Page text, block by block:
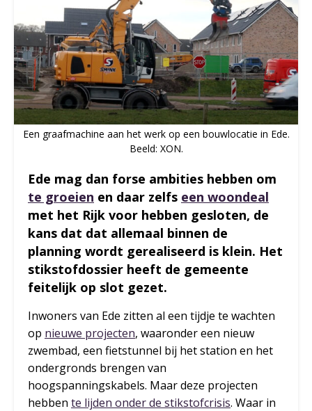
Een graafmachine aan het werk op een bouwlocatie in Ede.
Beeld: XON.
Ede mag dan forse ambities hebben om
te groeien en daar zelfs een woondeal
met het Rijk voor hebben gesloten, de
kans dat dat allemaal binnen de
planning wordt gerealiseerd is klein. Het
stikstofdossier heeft de gemeente
feitelijk op slot gezet.
Inwoners van Ede zitten al een tijdje te wachten
op nieuwe projecten, waaronder een nieuw
zwembad, een fietstunnel bij het station en het
ondergronds brengen van
hoogspanningskabels. Maar deze projecten
hebben te lijden onder de stikstofcrisis. Waar in